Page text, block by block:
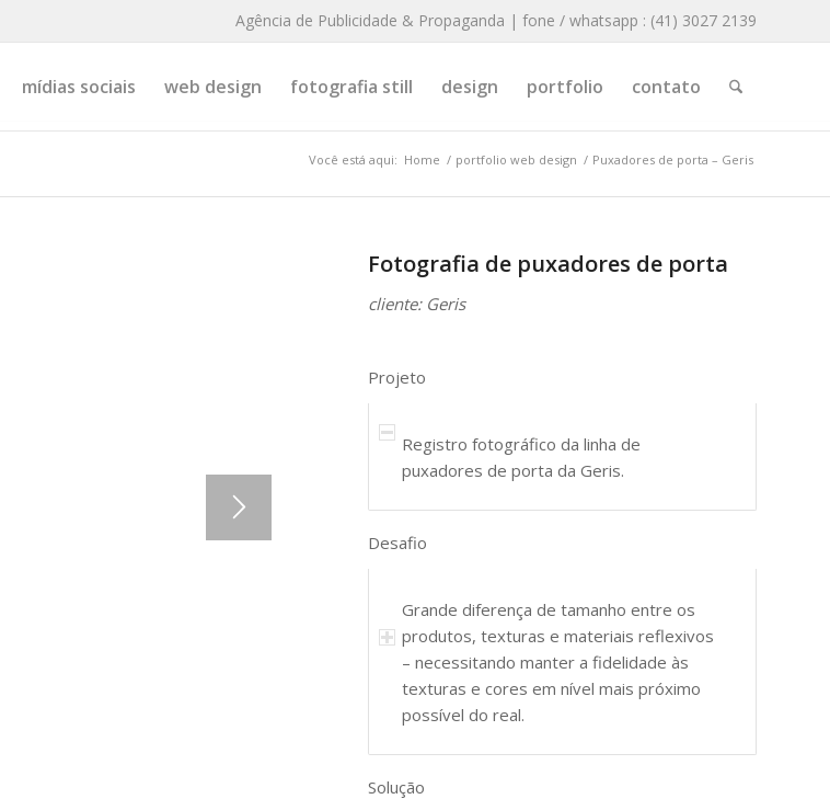
Agência de Publicidade & Propaganda | fone / whatsapp : (41) 3027 2139
mídias sociais web design fotografia still design portfolio contato
Você está aqui: Home / portfolio web design / Puxadores de porta – Geris
Fotografia de puxadores de porta
cliente: Geris
Projeto
Registro fotográfico da linha de
puxadores de porta da Geris.
Desafio
Grande diferença de tamanho entre os
produtos, texturas e materiais reflexivos
– necessitando manter a fidelidade às
texturas e cores em nível mais próximo
possível do real.
Solução